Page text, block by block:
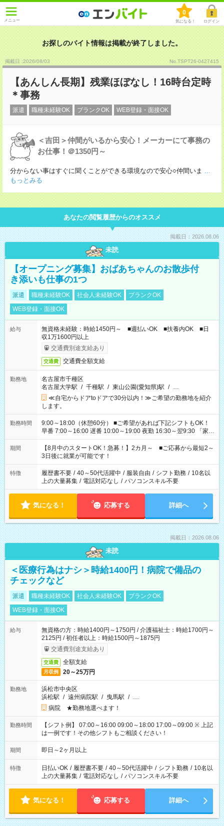
メニュー
0
気になる！ ログイン
お探しのバイト情報は掲載が終了しました。
掲載日 :2026/08/03 No.TSPT26-0427415
【あんしん長期】残業ほぼなし！16時台定時
＊事務
派遣 職種未経験OK ブランクOK WEB登録・面接OK
＜吉田＞仲間がいるから安心！メーカーにて事務の
お仕事！＠1350円～
分からない事はすぐに聞くことができる環境なので安心○仲間いま ...
もっとみる
あなたの閲覧履歴からのオススメ
掲載日：2026.08.06
未読
【オープニング募集】おばあちゃんのお散歩付
き添いも仕事の1つ
派遣 職種未経験OK 社会人未経験OK
ブランクOK
WEB登録・面接OK
給与
無資格未経験：時給1450円～ ■週払いOK ■扶養内OK ■日
収1万1600円以上
交通費別途支給あり
交通費 交通費全額支給
勤務地
名古屋市千種区
名古屋大学駅 / 千種駅 / 東山公園(愛知県)駅 / …
≪自宅からドアtoドアで30分以内！≫ご希望の勤務地を紹介
します。
勤務時間
9:00～18:00（休憩60分） ■ご希望があれば下記シフトもOK！
早番 7:00～16:00 遅番 10:00～19:00 夜勤 16:30～翌9:30 「家族
と休みを合わせたい」 「余裕を持って夕飯の準備がしたい」
「できれば残業はしたくない」 など、ご希望を教えてください
ね。 ※Wワーク希望の方へ 今ご覧のお仕事で希望する勤務時間
と、もう1つのお仕事の勤務時間。 合計で週40時間を超える場
合は応募できません。
期間
【8月中のスタートOK！急募！】2カ月～ ■ご応募から最短2～
3日後に就業が可能です！
特徴 履歴書不要 / 40～50代活躍中 / 服装自由 / シフト勤務 / 10名以
上の大量募集 / 電話対応なし / パソコンスキル不要
気になる！ 応募する 詳細へ
掲載日：2026.08.06
未読
＜医療行為はナシ＞時給1400円！病院で備品の
チェックなど
派遣 職種未経験OK 社会人未経験OK
ブランクOK
WEB登録・面接OK
給与
無資格の方：時給1400円～1750円 / 介護福祉士：時給1700円～
2125円 / 初任者以上：時給1500円～1875円
交通費別途支給あり
交通費 全額支給
月収例 20～25万円
勤務地
浜松市中央区
浜松駅 / 遠州病院駅 / 曳馬駅 / …
病院 ★勤務地選べます！
勤務時間
【シフト例】 07:00～16:00 09:00～18:00 17:00～09:00 ※ 上記
は一例です！その他シフトもご相談ください！
期間 即日～2ヶ月以上
特徴 日払いOK / 履歴書不要 / 40～50代活躍中 / シフト勤務 / 10名以
上の大量募集 / 電話対応なし / パソコンスキル不要
気になる！ 応募する 詳細へ